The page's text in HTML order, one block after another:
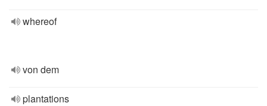
whereof
von dem
plantations